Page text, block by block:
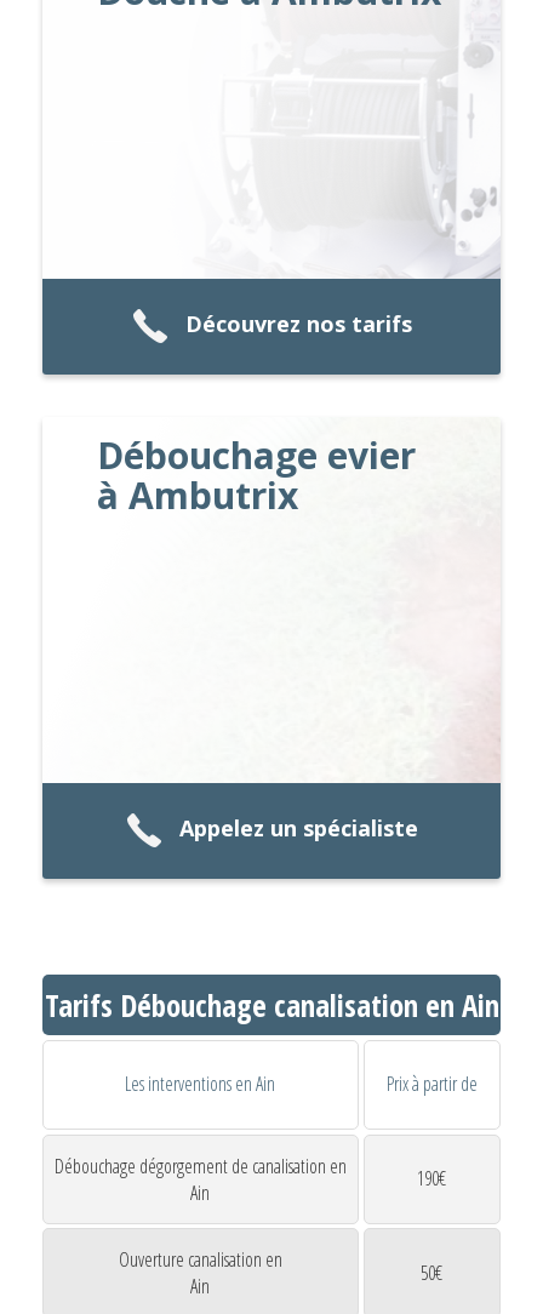
Découvrez nos tarifs
Débouchage evier
à Ambutrix
Appelez un spécialiste
Tarifs Débouchage canalisation en Ain
Les interventions en Ain Prix à partir de
Débouchage dégorgement de canalisation en
Ain
190€
Ouverture canalisation en
Ain
50€